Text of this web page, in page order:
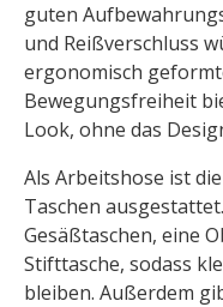
guten
und Reißverschluss
ergonomisch
Bewegungsfreiheit
Look, ohne das
Als Arbeitshose ist
Taschen
Gesäßtaschen, eine
Stifttasche, sodass
bleiben. Außerdem